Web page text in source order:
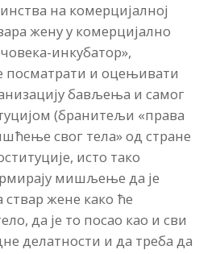
на комерцијалној
жену у комерцијално
инкубатор»,
посматрати и оцењивати
бављења и самог
(бранитељи «права
свог тела» од стране
исто тако
мишљење да је
жене како ће
да је то посао као и сви
делатности и да треба да